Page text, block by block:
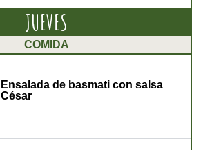
JUEVES
COMIDA
Ensalada de basmati con salsa
César